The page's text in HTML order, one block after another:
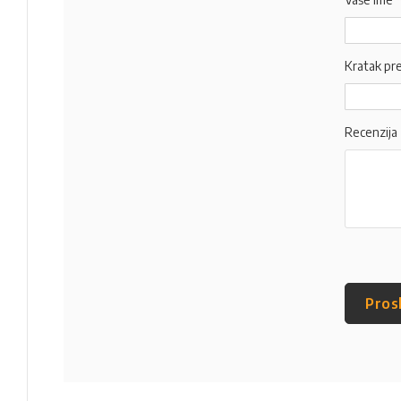
Kratak
Recenzija